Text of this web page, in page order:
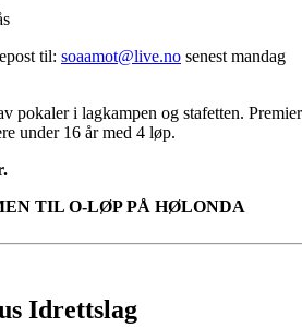
til: soaamot@live.no senest mandag
pokaler i lagkampen og stafetten. Premier
under 16 år med 4 løp.
TIL O-LØP PÅ HØLONDA
Idrettslag